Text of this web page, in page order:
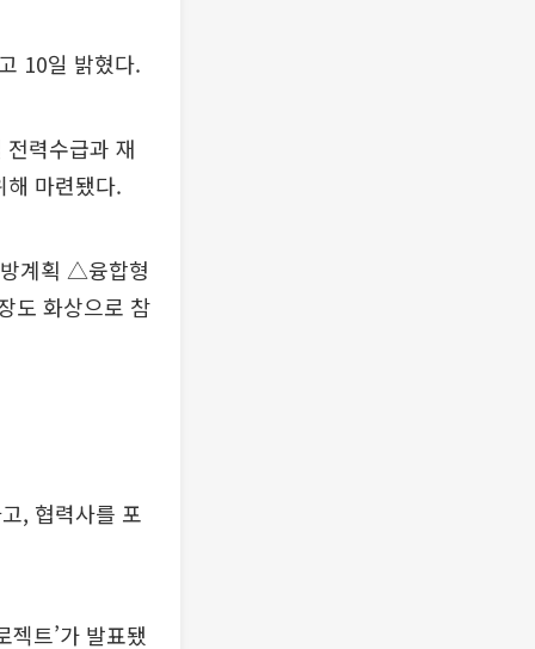
10일 밝혔다.
력수급과 재
마련됐다.
계획 △융합형
도 화상으로 참
, 협력사를 포
젝트’가 발표됐